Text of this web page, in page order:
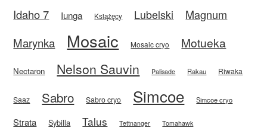
Idaho 7 Iunga Książęcy Lubelski
Magnum
Marynka
Mosaic Mosaic cryo Motueka
Nectaron Nelson Sauvin Palisade Rakau Riwaka
Saaz Sabro Sabro cryo Simcoe Simcoe cryo
Strata Sybilla Talus Tettnanger Tomahawk